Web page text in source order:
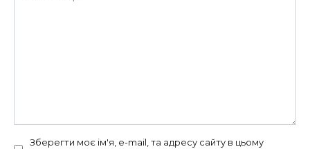
Зберегти моє ім'я, e-mail, та адресу сайту в цьому